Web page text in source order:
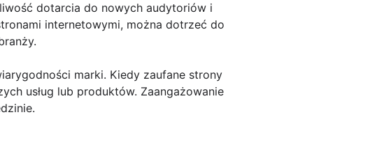
dotarcia do nowych audytoriów i
internetowymi, można dotrzeć do
marki. Kiedy zaufane strony
usług lub produktów. Zaangażowanie